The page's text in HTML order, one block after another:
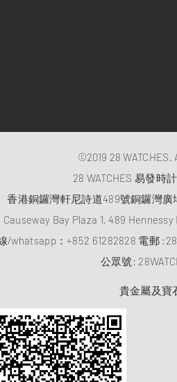
©2019 28
28 WATCHES 易發時
香港銅鑼灣軒尼詩道489號銅鑼灣廣
Causeway Bay Plaza 1, 489
/whatsapp：+852 61282828 電郵 :
公眾號:
貴金屬及寶